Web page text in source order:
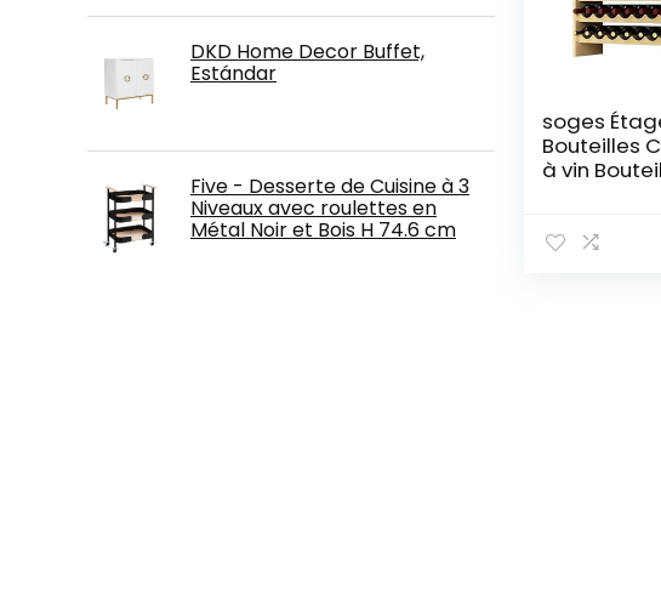
DKD Home Decor Buffet,
Estándar
Five - Desserte de Cuisine à 3
Niveaux avec roulettes en
Métal Noir et Bois H 74.6 cm
soges
Bouteilles
à vin
pour 32